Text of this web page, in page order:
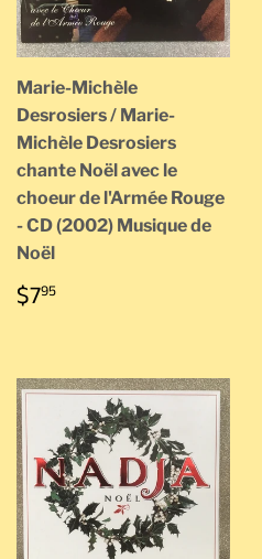
Marie-Michèle
Desrosiers / Marie-
Michèle Desrosiers
chante Noël avec le
choeur de l'Armée Rouge
- CD (2002) Musique de
Noël
PRIX
RÉGULIER
$795